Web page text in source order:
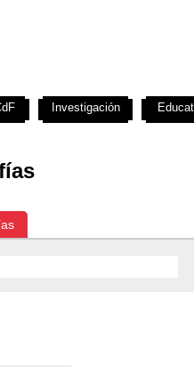
Investigación